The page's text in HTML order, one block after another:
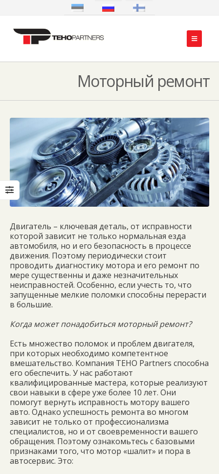
Моторный ремонт
Двигатель – ключевая деталь, от исправности
которой зависит не только нормальная езда
автомобиля, но и его безопасность в процессе
движения. Поэтому периодически стоит
проводить диагностику мотора и его ремонт по
мере существенны и даже незначительных
неисправностей. Особенно, если учесть то, что
запущенные мелкие поломки способны перерасти
в большие.
Когда можетпонадобиться моторный ремонт?
Есть множество поломок и проблем двигателя,
при которых необходимо компетентное
вмешательство. Компания TEHO Partners способна
его обеспечить. У нас работают
квалифицированные мастера, которые реализуют
свои навыки в сфере уже более 10 лет. Они
помогут вернуть исправность мотору вашего
авто. Однако успешность ремонта во многом
зависит не только от профессионализма
специалистов, но и от своевременности вашего
обращения. Поэтому ознакомьтесь с базовыми
признаками того, что мотор «шалит» и пора в
автосервис. Это: